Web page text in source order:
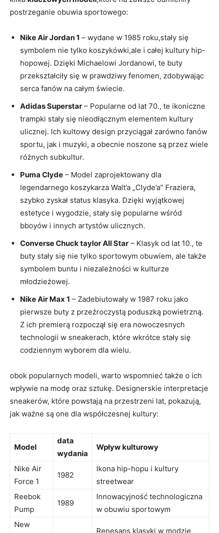
postrzeganie obuwia sportowego:
Nike Air Jordan 1 – wydane w 1985 roku,stały się
symbolem nie tylko koszykówki,ale i całej kultury hip-
hopowej. Dzięki Michaelowi Jordanowi, te buty
przekształciły się w prawdziwy fenomen, zdobywając
serca fanów na całym świecie.
Adidas Superstar – Popularne od lat 70., te ikoniczne
trampki stały się nieodłącznym elementem kultury
ulicznej. Ich kultowy design przyciągał zarówno fanów
sportu, jak i muzyki, a obecnie noszone są przez wiele
różnych subkultur.
Puma Clyde – Model zaprojektowany dla
legendarnego koszykarza Walt’a „Clyde’a” Fraziera,
szybko zyskał status klasyka. Dzięki wyjątkowej
estetyce i wygodzie, stały się popularne wśród
bboyów i innych artystów ulicznych.
Converse Chuck taylor All Star – Klasyk od lat 10., te
buty stały się nie tylko sportowym obuwiem, ale także
symbolem buntu i niezależności w kulturze
młodzieżowej.
Nike Air Max 1 – Zadebiutowały w 1987 roku jako
pierwsze buty z przeźroczystą poduszką powietrzną.
Z ich premierą rozpoczął się era nowoczesnych
technologii w sneakerach, które wkrótce stały się
codziennym wyborem dla wielu.
obok popularnych modeli, warto wspomnieć także o ich
wpływie na modę oraz sztukę. Designerskie interpretacje
sneakerów, które powstają na przestrzeni lat, pokazują,
jak ważne są one dla współczesnej kultury:
Model
data
wydania
Wpływ kulturowy
Nike Air
Force 1
1982
Ikona hip-hopu i kultury
streetwear
Reebok
Pump
1989
Innowacyjność technologiczna
w obuwiu sportowym
New
Renesans klasyki w modzie